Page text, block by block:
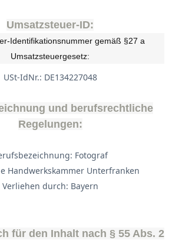
Umsatzsteuer-ID:
Identifikationsnummer gemäß §27 a
Umsatzsteuergesetz:
USt-IdNr.: DE134227048
und berufsrechtliche
Regelungen:
Fotograf
Handwerkskammer Unterfranken
Verliehen durch: Bayern
für den Inhalt nach § 55 Abs. 2